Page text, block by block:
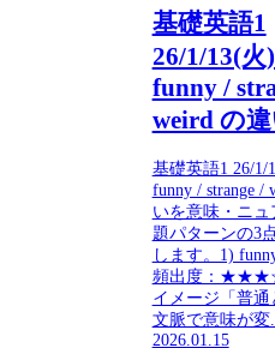
基礎英語1
26/1/13(火
funny /
weird の
基礎英語1 26/1/
funny / strange /
いを意味・ニュ
題パターンの3
します。1)
頻出度：
イメージ「普通
文脈で意味が変...
2026.01.15